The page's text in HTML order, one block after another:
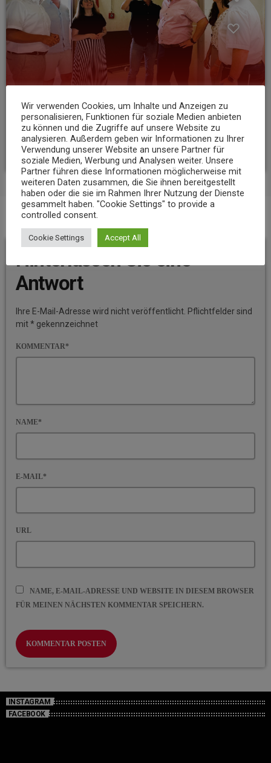
Mehr Sicherheit am Werner-Heisenberg-Gymnasium in Neuwied
today 5. AUGUST 2026 9
Hinterlassen Sie eine
Antwort
Ihre E-Mail-Adresse wird nicht veröffentlicht. Pflichtfelder sind
mit * gekennzeichnet
KOMMENTAR*
NAME*
E-MAIL*
URL
NAME, E-MAIL-ADRESSE UND WEBSITE IN DIESEM BROWSER
FÜR MEINEN NÄCHSTEN KOMMENTAR SPEICHERN.
INSTAGRAM
FACEBOOK
Wir verwenden Cookies, um Inhalte und Anzeigen zu
personalisieren, Funktionen für soziale Medien anbieten
zu können und die Zugriffe auf unsere Website zu
analysieren. Außerdem geben wir Informationen zu Ihrer
Verwendung unserer Website an unsere Partner für
soziale Medien, Werbung und Analysen weiter. Unsere
Partner führen diese Informationen möglicherweise mit
weiteren Daten zusammen, die Sie ihnen bereitgestellt
haben oder die sie im Rahmen Ihrer Nutzung der Dienste
gesammelt haben. "Cookie Settings" to provide a
controlled consent.
Cookie Settings Accept All